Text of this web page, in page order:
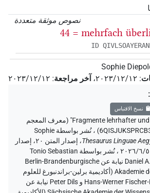
نصوص موثقة متعددة
44 = mehrfach
ID
Sophie
: ٢٠٢٣/١٢/١٢، آخر مراجعة: ٢٠٢٣/١٢/١٢
:
نسخ الاقتباس
"Fragmente lehrhafter und mahnender Texte" (معرف المعجم
،
نُشر بواسطة Sophie
Thesaurus Linguae،
إصدار المتن ٢٠، إصدار
تطبيق الويب ۱.٥.٢، ٢٠٢٦/٦/٥ ، نُشر بواسطة Tonio Sebastian
Richter و Daniel A. Werning نيابة عن Berlin-Brandenburgische
Akademie der Wissenschaften (أكاديمية برلين-براندنبورغ للعلوم
والإنسانيات) و Hans-Werner Fischer-Elfert و Peter Dils نيابة عن